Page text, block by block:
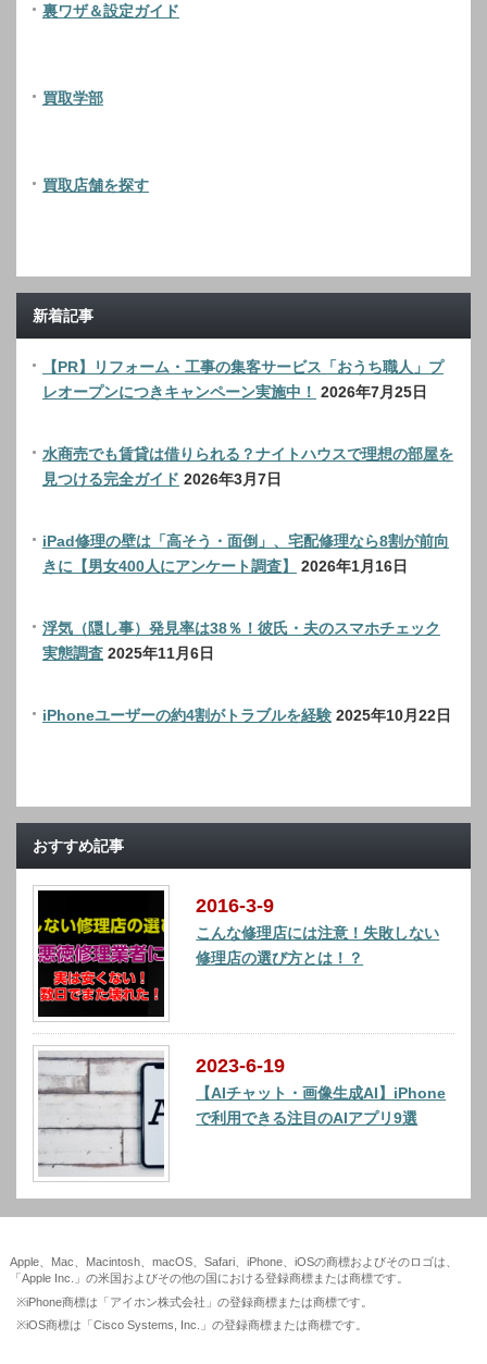
裏ワザ＆設定ガイド
買取学部
買取店舗を探す
新着記事
【PR】リフォーム・工事の集客サービス「おうち職人」プ
レオープンにつきキャンペーン実施中！ 2026年7月25日
水商売でも賃貸は借りられる？ナイトハウスで理想の部屋を
見つける完全ガイド 2026年3月7日
iPad修理の壁は「高そう・面倒」、宅配修理なら8割が前向
きに【男女400人にアンケート調査】
2026年1月16日
浮気（隠し事）発見率は38％！彼氏・夫のスマホチェック
実態調査 2025年11月6日
iPhoneユーザーの約4割がトラブルを経験 2025年10月22日
おすすめ記事
2016-3-9
こんな修理店には注意！失敗しない
修理店の選び方とは！？
2023-6-19
【AIチャット・画像生成AI】iPhone
で利用できる注目のAIアプリ9選
Apple、Mac、Macintosh、macOS、Safari、iPhone、iOSの商標およびそのロゴは、
「Apple Inc.」の米国およびその他の国における登録商標または商標です。
※iPhone商標は「アイホン株式会社」の登録商標または商標です。
※iOS商標は「Cisco Systems, Inc.」の登録商標または商標です。